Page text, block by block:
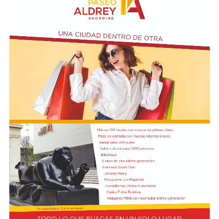
rol del sonido en el cine, la edición de diálogos y
ambientes, el foley y los efectos sonoros.
En última instancia, el viernes 14 de agosto a las 18,
habrá una Muestra de cortometrajes que incluirá obras
producidas en instituciones educativas de medios
audiovisuales de la ciudad.
Participarán de la exhibición: Tecnicatura Universitaria
en Comunicación Audiovisual de la Universidad Nacional
de Mar del Plata, Escuela de Artes Visuales Martín A.
Malharro, Escuela Nacional de Experimentación y
Realización Cinematográfica sede Mar del Plata,
Instituto Superior Bristol, Talleres de Cine Comunitario
AlmaCine y CineTaller del EMTURyC, Taller de Cine
Narrativo de Librería Universitaria, Taller de Cine
Comunitario Caracoles Audiovisuales, Taller Hacete la
película del Colegio Nacional Dr. Arturo H. Illia y el
Taller de Cine Comunitario CortoCircuito de la Facultad